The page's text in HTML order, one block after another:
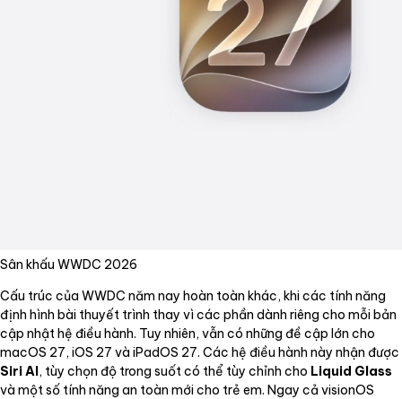
Sân khấu WWDC 2026
Cấu trúc của WWDC năm nay hoàn toàn khác, khi các tính năng
định hình bài thuyết trình thay vì các phần dành riêng cho mỗi bản
cập nhật hệ điều hành. Tuy nhiên, vẫn có những đề cập lớn cho
macOS 27, iOS 27 và iPadOS 27. Các hệ điều hành này nhận được
Siri AI, tùy chọn độ trong suốt có thể tùy chỉnh cho Liquid Glass
và một số tính năng an toàn mới cho trẻ em. Ngay cả visionOS